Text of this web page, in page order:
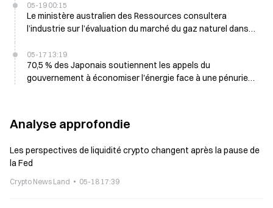
05-19 00:15
Le ministère australien des Ressources consultera
l’industrie sur l’évaluation du marché du gaz naturel dans
05-17 13:19
70,5 % des Japonais soutiennent les appels du
gouvernement à économiser l'énergie face à une pénurie
Analyse approfondie
Les perspectives de liquidité crypto changent après la pause de
la Fed
Crypto News Land 05-18 17:39